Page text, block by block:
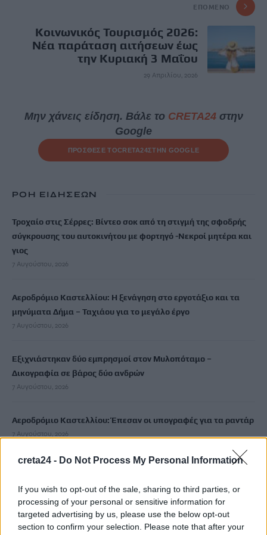
creta24 - Do Not Process My Personal Information
If you wish to opt-out of the sale, sharing to third parties, or
processing of your personal or sensitive information for
targeted advertising by us, please use the below opt-out
section to confirm your selection. Please note that after your
ΕΠΌΜΕΝΟ
Κοινωνικός Τουρισμός 2026:
Νέα παράταση αιτήσεων έως
την Κυριακή 3 Μαΐου
29 Απριλίου, 2026
Μην χάνεις είδηση. Βάλε το CRETA24στην
Google
ΠΡΟΣΘΕΣΕ ΤΟCRETA24ΣΤΗΝ GOOGLE
ΡΟΗ ΕΙΔΗΣΕΩΝ
Τροχαίο στις Σέρρες: Βίντεο σοκ από τη στιγμή της σφοδρής
σύγκρουσης του αυτοκινήτου με φορτηγό -Νεκροί μητέρα και
γιος
7 Αυγούστου, 2026
Αεροδρόμιο Καστελλίου: Η ξενάγηση στο εργοτάξιο και τα
μηνύματα Δήμα – Ταχιάου για το μεγάλο έργο
7 Αυγούστου, 2026
Εξιχνιάστηκαν δύο εμπρησμοί στον Μυλοπόταμο –
Δικογραφία σε βάρος δύο ανδρών
7 Αυγούστου, 2026
Αεροδρόμιο Καστελλίου: Έπεσαν οι υπογραφές για τα ραντάρ
7 Αυγούστου, 2026
Κουνούπια: Σε εξέλιξη το πρόγραμμα καταπολέμησης στην
οι πολίτες
7 Αυγούστου, 2026